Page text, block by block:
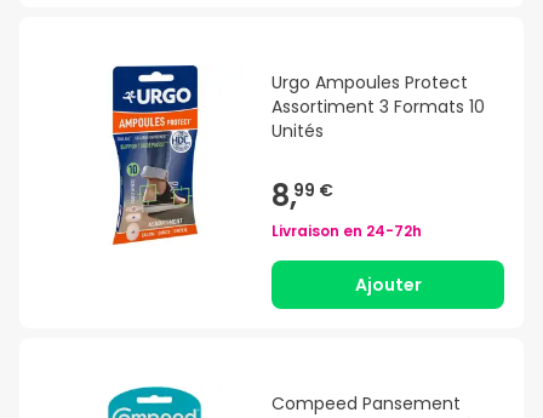
Urgo Ampoules Protect
Assortiment 3 Formats 10
Unités
8,99 €
Livraison en 24-72h
Ajouter
Compeed Pansement